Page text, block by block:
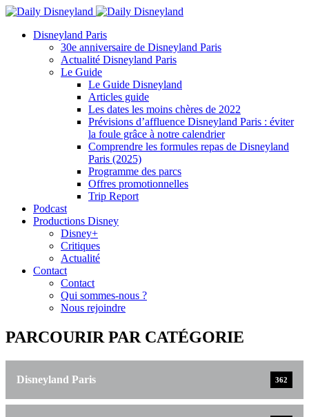
Disneyland Paris
30e anniversaire de Disneyland Paris
Actualité Disneyland Paris
Le Guide
Le Guide Disneyland
Articles guide
Les dates les moins chères de 2022
Prévisions d’affluence Disneyland Paris : éviter
la foule grâce à notre calendrier
Comprendre les formules repas de Disneyland
Paris (2025)
Programme des parcs
Offres promotionnelles
Trip Report
Podcast
Productions Disney
Disney+
Critiques
Actualité
Contact
Contact
Qui sommes-nous ?
Nous rejoindre
PARCOURIR PAR CATÉGORIE
Disneyland Paris 362